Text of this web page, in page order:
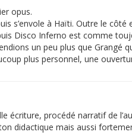
opus.
s’envole à Haïti. Outre le
Disco Inferno est comme
un peu plus que Grangé
plus personnel, une
écriture, procédé narratif de
didactique mais aussi